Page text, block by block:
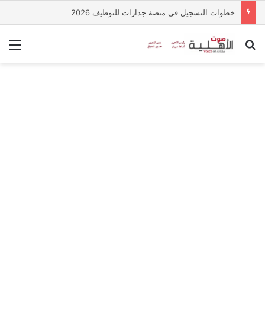
خطوات التسجيل في منصة جدارات للتوظيف 2026
بحث عن